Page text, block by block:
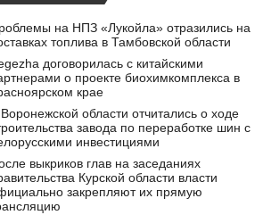
на НПЗ «Лукойла» отразились на
топлива в Тамбовской области
договорилась с китайскими
о проекте биохимкомплекса в
крае
области отчитались о ходе
завода по переработке шин с
инвестициями
выкриков глав на заседаниях
Курской области власти
закрепляют их прямую